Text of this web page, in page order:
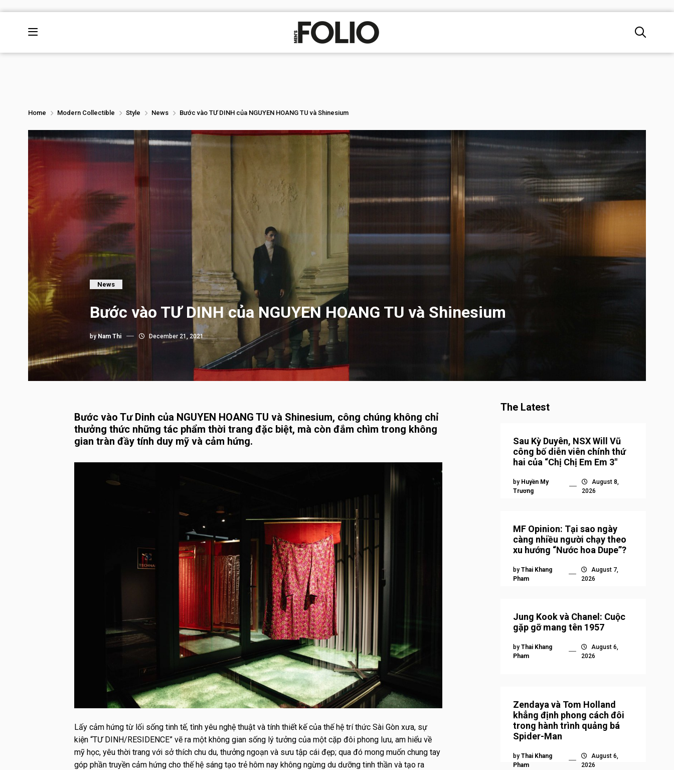
Home Modern Collectible Style News Bước vào TƯ DINH của NGUYEN HOANG TU và Shinesium
News
Bước vào TƯ DINH của NGUYEN HOANG TU và Shinesium
by Nam Thi December 21, 2021
Bước vào Tư Dinh của NGUYEN HOANG TU và Shinesium, công chúng không chỉ
thưởng thức những tác phẩm thời trang đặc biệt, mà còn đắm chìm trong không
gian tràn đầy tính duy mỹ và cảm hứng.
Lấy cảm hứng từ lối sống tinh tế, tình yêu nghệ thuật và tính thiết kế của thế hệ trí thức Sài Gòn xưa, sự
kiện “TƯ DINH/RESIDENCE” vẽ ra một không gian sống lý tưởng của một cặp đôi phong lưu, am hiểu về
mỹ học, yêu thời trang với sở thích chu du, thưởng ngoạn và sưu tập cái đẹp; qua đó mong muốn chung tay
góp phần truyền cảm hứng cho thế hệ sáng tạo trẻ hôm nay không ngừng du dưỡng tinh thần và tạo ra
The Latest
Sau Kỳ Duyên, NSX Will Vũ
công bố diễn viên chính thứ
hai của “Chị Chị Em Em 3″
by Huyền My
Trương
August 8,
2026
MF Opinion: Tại sao ngày
càng nhiều người chạy theo
xu hướng “Nước hoa Dupe”?
by Thai Khang
Pham
August 7,
2026
Jung Kook và Chanel: Cuộc
gặp gỡ mang tên 1957
by Thai Khang
Pham
August 6,
2026
Zendaya và Tom Holland
khẳng định phong cách đôi
trong hành trình quảng bá
Spider-Man
by Thai Khang
Pham
August 6,
2026